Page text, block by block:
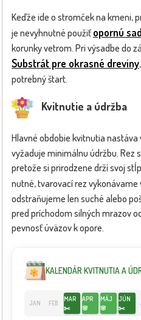
Keďže ide o stromček na kmeni,
je nevyhnutné použiť opornú
korunky vetrom. Pri výsadbe do
Substrát pre okrasné dreviny
potrebný štart.
Kvitnutie a údržba
Hlavné obdobie kvitnutia nastáva
vyžaduje minimálnu údržbu. Rez
pretože si prirodzene drží svoj
nutné, tvarovací rez vykonávame
odstraňujeme len suché alebo
pred príchodom silných mrazov
pevnosť úväzov k opore.
KALENDÁR KVITNUTIA A
JAN FEB
MAR
✂️
APR
🌸
MÁJ
🌸
JÚN
✂️